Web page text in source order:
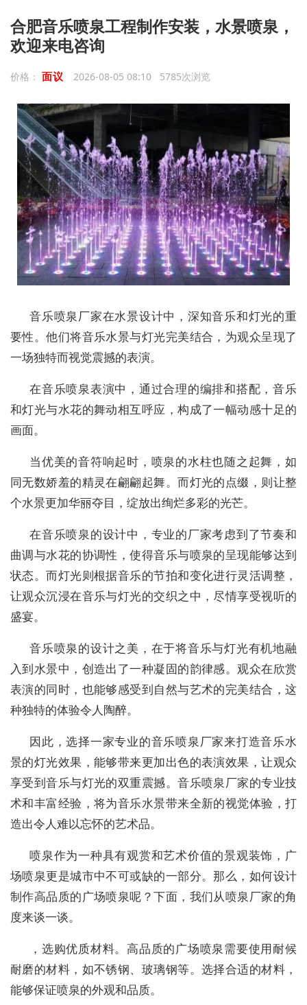
合肥音乐喷泉工程制作安装，水景喷泉，
欢迎来电咨询
价格： 面议 2026-08-05 08:10 5785次浏览
音乐喷泉厂家在水景设计中，深知音乐和灯光的重
要性。他们将音乐水景与灯光完美结合，为观众呈现了
一场独特而视觉震撼的表演。
在音乐喷泉表演中，通过合理的编排和搭配，音乐
和灯光与水花的舞动相互呼应，构成了一幅动感十足的
画面。
当优美的音符响起时，喷泉的水柱也随之起舞，如
同无数娇羞的精灵在翩翩起舞。而灯光的点缀，则让整
个水景更加华丽夺目，绽放出绚烂多彩的光芒。
在音乐喷泉的设计中，专业的厂家考虑到了节奏和
曲调与水花的协调性，使得音乐与喷泉的呈现能够达到
状态。而灯光则根据音乐的节拍和变化进行灵活调整，
让观众沉浸在音乐与灯光的交织之中，尽情享受视听的
盛宴。
音乐喷泉的设计之美，在于将音乐与灯光有机地融
入到水景中，创造出了一种凝固的韵律感。观众在欣赏
表演的同时，也能够感受到自然与艺术的完美结合，这
种独特的体验令人陶醉。
因此，选择一家专业的音乐喷泉厂家来打造音乐水
景的灯光效果，能够带来更加出色的表演效果，让观众
享受到音乐与灯光的双重震撼。音乐喷泉厂家的专业技
术和丰富经验，将为音乐水景带来全新的视觉体验，打
造出令人难以忘怀的艺术品。
喷泉作为一种具有观赏和艺术价值的景观装饰，广
场喷泉更是城市中不可或缺的一部分。那么，如何设计
制作高品质的广场喷泉呢？下面，我们从喷泉厂家的角
度来谈一谈。
，选购优质材料。高品质的广场喷泉需要使用耐候
耐磨的材料，如不锈钢、玻璃钢等。选择合适的材料，
能够保证喷泉的外观和品质。